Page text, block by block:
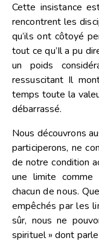
Cette insistance
rencontrent les
qu’ils ont côtoyé
tout ce qu’Il a pu
un poids
ressuscitant Il
temps toute la
débarrassé.
Nous découvrons
participerons, ne
de notre condition
une limite comme
chacun de nous.
empêchés par les
sûr, nous ne
spirituel » dont